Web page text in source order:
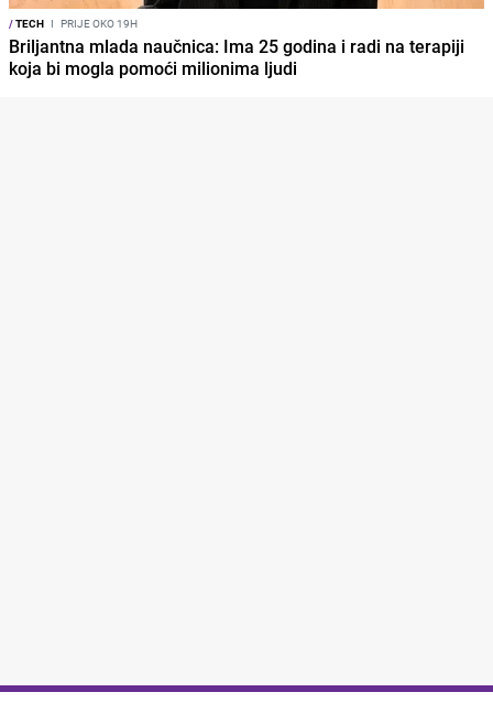
/TECH I PRIJE OKO 19H
Briljantna mlada naučnica: Ima 25 godina i radi na terapiji
koja bi mogla pomoći milionima ljudi